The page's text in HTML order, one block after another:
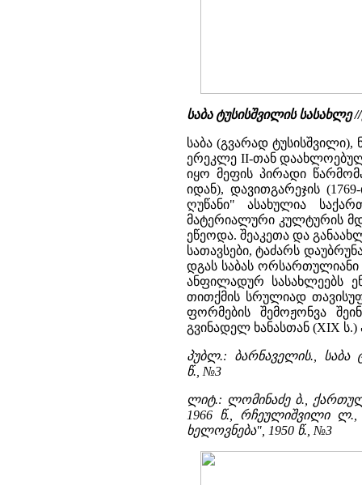
საბა ტუსისშვილის
საბა (გვარად
ერეკლე II-თან
იყო მეფის პირადი
იდან), დავითგარეჯის
ღუწანი" ასახულია
მატერიალური კულტურის
ეწეოდა. შეაკეთა და
სათავსები, ტაძარს
დგას საბას ორსართულიანი
ანფილადურ სასახლეებს
თითქმის სრულიად
ფორმების შემოჟონვა
გვინადელ ხანასთან (XIX ს.)
პუბლ.: ბარნაველის., საბა
წ., №3
ლიტ.: ლომინაძე ბ.,
1966 წ., რჩეულიშვილი ლ.,
ხელოვნება", 1950 წ., №3